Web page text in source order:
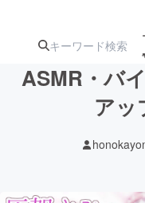
ターン
ジェ
ASMR・バ
アッ